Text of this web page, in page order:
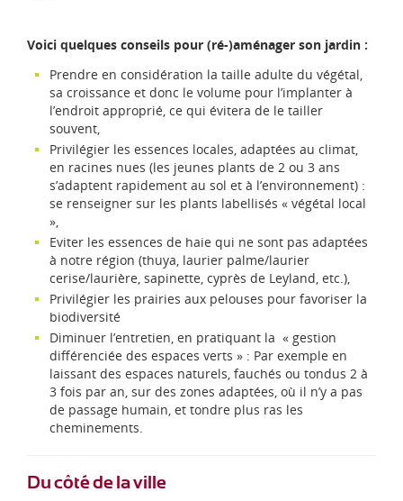
Voici quelques conseils pour (ré-)aménager son jardin :
Prendre en considération la taille adulte du végétal,
sa croissance et donc le volume pour l’implanter à
l’endroit approprié, ce qui évitera de le tailler
souvent,
Privilégier les essences locales, adaptées au climat,
en racines nues (les jeunes plants de 2 ou 3 ans
s’adaptent rapidement au sol et à l’environnement) :
se renseigner sur les plants labellisés « végétal local
»,
Eviter les essences de haie qui ne sont pas adaptées
à notre région (thuya, laurier palme/laurier
cerise/laurière, sapinette, cyprès de Leyland, etc.),
Privilégier les prairies aux pelouses pour favoriser la
biodiversité
Diminuer l’entretien, en pratiquant la « gestion
différenciée des espaces verts » : Par exemple en
laissant des espaces naturels, fauchés ou tondus 2 à
3 fois par an, sur des zones adaptées, où il n’y a pas
de passage humain, et tondre plus ras les
cheminements.
Du côté de la ville